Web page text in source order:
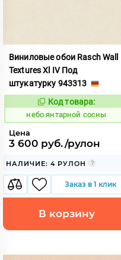
Виниловые обои Rasch Wall
Textures Xl IV Под
штукатурку 943313
1124847
Код товара:
небо янтарной сосны
Цена
3 600 руб./рулон
НАЛИЧИЕ: 4 РУЛОН
Заказ в 1 клик
В корзину